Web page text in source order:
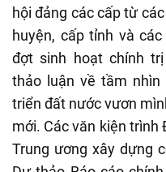
hội đảng các cấp từ
huyện, cấp tỉnh và
đợt sinh hoạt chính
thảo luận về tầm
triển đất nước vươn
mới. Các văn kiện trình
Trung ương xây dựng